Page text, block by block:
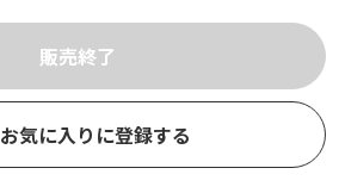
お気に入りに登録する